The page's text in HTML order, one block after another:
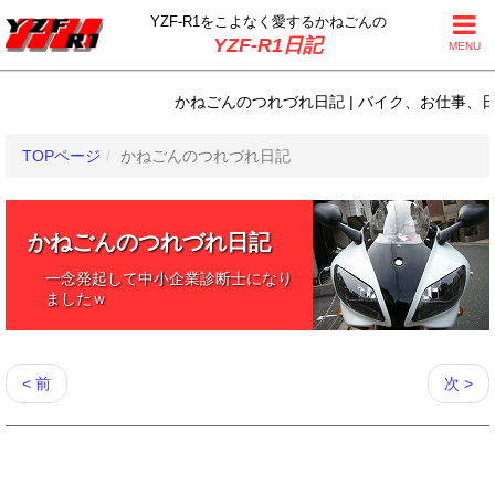
MENU
YZF-R1をこよなく 愛するかねごんの
YZF-R1日記
かねごんのつれづれ日記 | バイク、お仕事、
TOPページ かねごんのつれづれ日記
かねごんのつれづれ日記
一念発起して中小企業診断士になり
ましたｗ
< 前 次 >